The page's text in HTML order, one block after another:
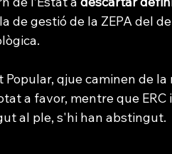
de gestió de la ZEPA del
qjue caminen de la
a favor, mentre que ERC i
al ple, s'hi han abstingut.